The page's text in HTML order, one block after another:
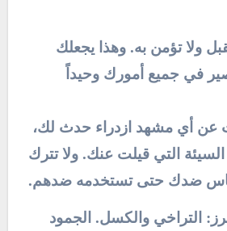
ولا تؤمن به. وهذا يجعلك
في جميع أمورك وحيداً
عن أي مشهد ازدراء حدث لك،
السيئة التي قيلت عنك. ولا تترك
ضدك حتى تستخدمه ضدهم.
التراخي والكسل. الجمود